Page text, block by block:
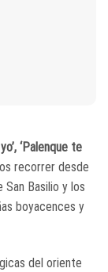
‘Palenque te
recorrer desde
Basilio y los
boyacences y
del oriente